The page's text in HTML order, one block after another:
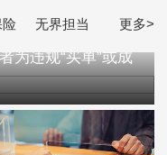
更多>
无界担当
为违规“买单”或成